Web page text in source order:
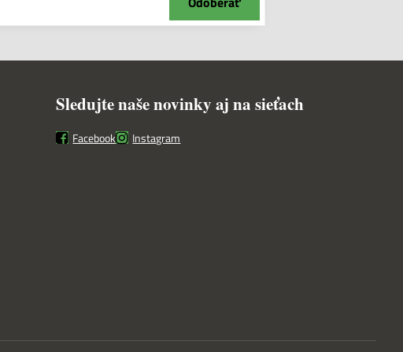
Sledujte naše novinky aj na sieťach
Facebook Instagram